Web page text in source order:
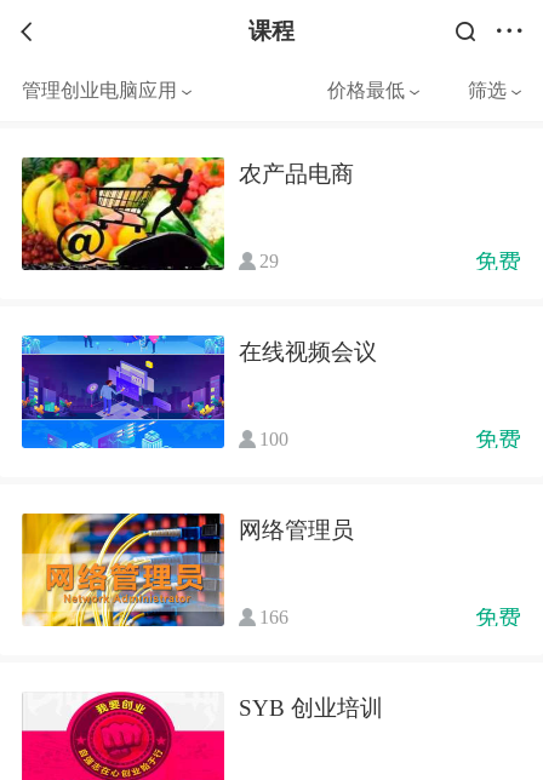
课程
管理创业电脑应用 价格最低 筛选
农产品电商
29 免费
在线视频会议
100 免费
网络管理员
166 免费
SYB 创业培训